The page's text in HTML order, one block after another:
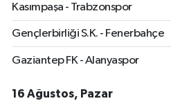
Kasımpaşa - Trabzonspor
Gençlerbirliği S.K. - Fenerbahçe
Gaziantep FK - Alanyaspor
16 Ağustos, Pazar